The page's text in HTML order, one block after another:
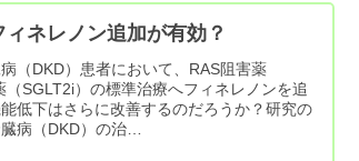
ネレノン追加が有効？
（DKD）患者において、RAS阻害薬
（SGLT2i）の標準治療へフィネレノンを追
低下はさらに改善するのだろうか？研究の
病（DKD）の治…